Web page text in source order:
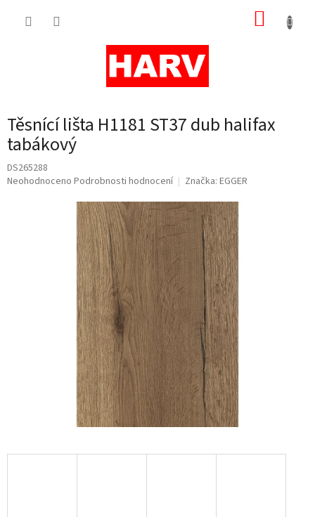
Těsnící lišta H1181 ST37 dub halifax
tabákový
DS265288
Průměrné
Neohodnoceno Podrobnosti hodnocení Značka: EGGER